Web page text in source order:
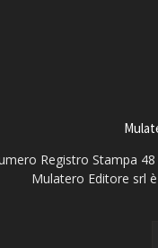
Registro Stampa
Mulatero Editore srl